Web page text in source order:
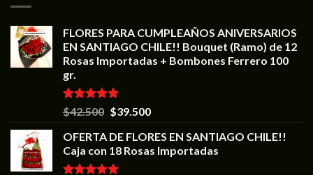
FLORES PARA CUMPLEAÑOS ANIVERSARIOS
EN SANTIAGO CHILE!! Bouquet (Ramo) de 12
Rosas Importadas + Bombones Ferrero 100
gr.
Valorado en
5.00
$42.500 $39.500
OFERTA DE FLORES EN SANTIAGO CHILE!!
Caja con 18 Rosas Importadas